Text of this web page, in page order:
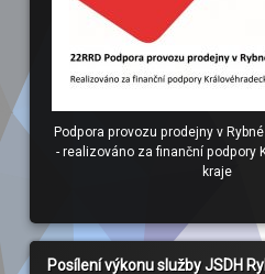
Podpora provozu prodejny v
- realizováno za finanční podpory
kraje
Posílení výkonu služby JSDH